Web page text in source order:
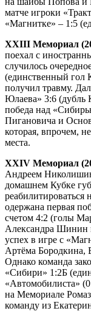
матче игроки
«Магнитке» – 1:5
XXIII Мемориал
поехал с
случилось
(единственный гол
получил травму.
Юлаева» 3:6 (дубль
победа над
Пигановича и
которая, впрочем,
места.
XXIV Мемориал
Андреем
домашнем Кубке
одержана первая
счетом 4:2 (голы
Александра Шинин
успех в игре с
Артёма Бородкина,
Однако команда
«Сибири» 1:2Б
«Автомобилиста»
на Мемориале
команду из